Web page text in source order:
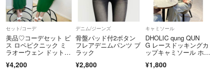
セット/コーデ
美品♡コーデセット ビ
ス ロペピクニック ミ
ラオーウェン ドット
スカート ストレッチ
¥4,200
デニム/ジーンズ
骨盤パッド付2ボタン
フレアデニムパンツ ブ
ラック
¥2,800
キャミソール
DHOLIC qung QUN
G レースドッキングカ
ップキャミソール ホワ
¥1,800